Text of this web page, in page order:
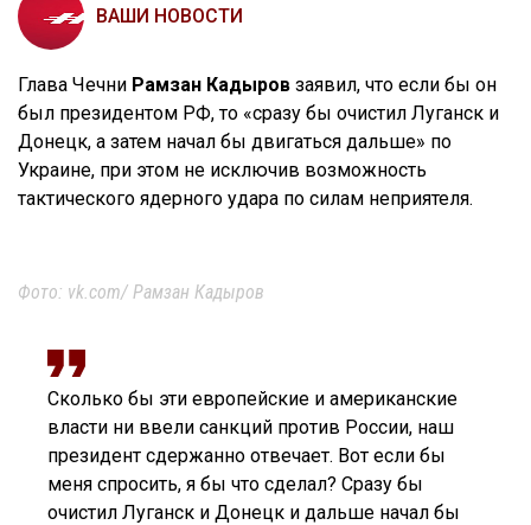
ВАШИ НОВОСТИ
Глава Чечни Рамзан Кадыров заявил, что если бы он
был президентом РФ, то «сразу бы очистил Луганск и
Донецк, а затем начал бы двигаться дальше» по
Украине, при этом не исключив возможность
тактического ядерного удара по силам неприятеля.
Фото: vk.com/ Рамзан Кадыров
Сколько бы эти европейские и американские
власти ни ввели санкций против России, наш
президент сдержанно отвечает. Вот если бы
меня спросить, я бы что сделал? Сразу бы
очистил Луганск и Донецк и дальше начал бы